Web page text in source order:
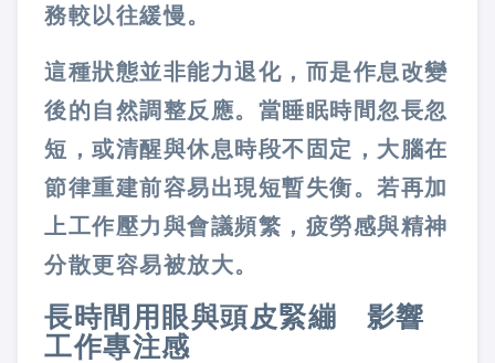
務較以往緩慢。
這種狀態並非能力退化，而是作息改變
後的自然調整反應。當睡眠時間忽長忽
短，或清醒與休息時段不固定，大腦在
節律重建前容易出現短暫失衡。若再加
上工作壓力與會議頻繁，疲勞感與精神
分散更容易被放大。
長時間用眼與頭皮緊繃 影響
工作專注感